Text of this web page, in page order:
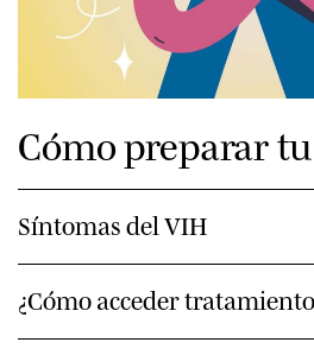
Cómo preparar
Síntomas del VIH
¿Cómo acceder